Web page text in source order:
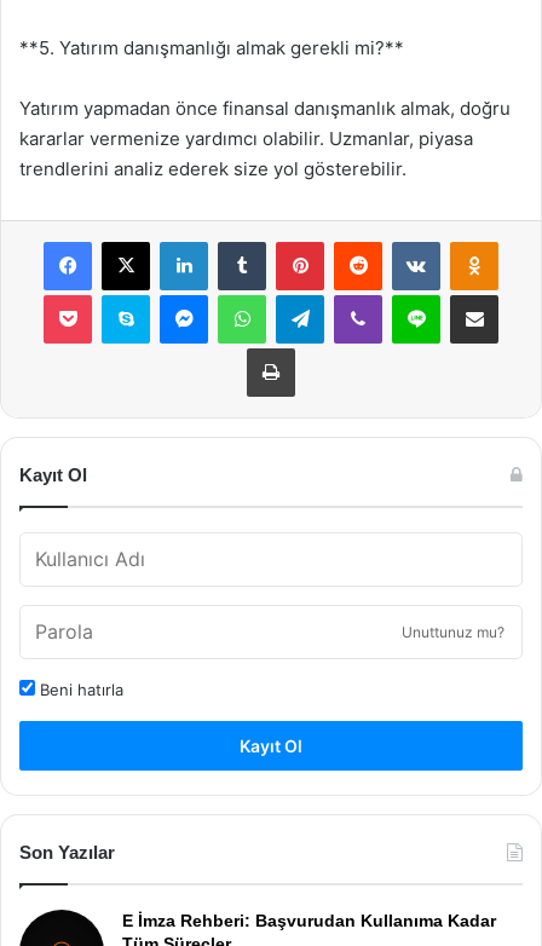
**5. Yatırım danışmanlığı almak gerekli mi?**
Yatırım yapmadan önce finansal danışmanlık almak, doğru
kararlar vermenize yardımcı olabilir. Uzmanlar, piyasa
trendlerini analiz ederek size yol gösterebilir.
Facebook
X LinkedInTumblr PinterestReddit VKontakte
Pocket Skype MessengerWhatsAppTelegramViber Line E-Posta ile
Yazdır
Kayıt Ol
Unuttunuz mu?
Beni hatırla
Kayıt Ol
Son Yazılar
E İmza Rehberi: Başvurudan Kullanıma Kadar